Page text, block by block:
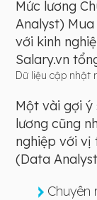
Mức lương
Analyst)
với kinh
Salary.vn
Dữ liệu cập nhật
Một vài gợi ý
lương cũng
nghiệp với vị
(Data
Chuyên